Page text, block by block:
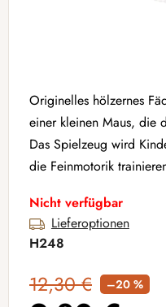
Originelles hölzernes
einer kleinen Maus, die
Das Spielzeug wird
die Feinmotorik
Nicht verfügbar
Lieferoptionen
H248
12,30 € –20 %